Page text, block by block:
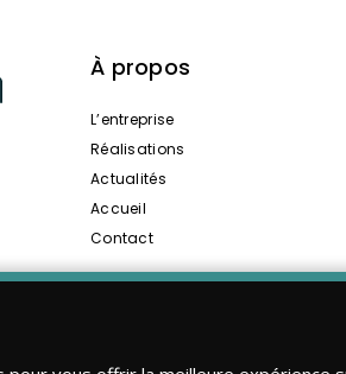
À propos
L’entreprise
Réalisations
Actualités
Accueil
Contact